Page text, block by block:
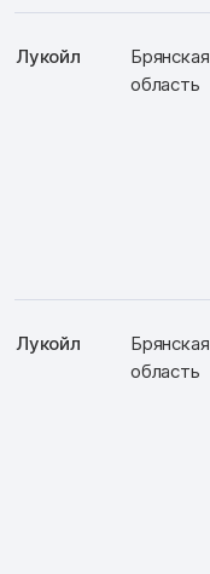
Лукойл
Брянская
область
Лукойл
Брянская
область